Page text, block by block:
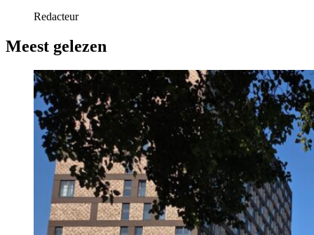
Redacteur
Meest gelezen